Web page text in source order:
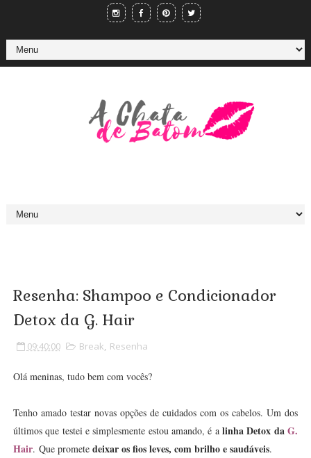
Resenha: Shampoo e Condicionador
Detox da G. Hair
09:40:00 Break, Resenha
Olá meninas, tudo bem com vocês?
Tenho amado testar novas opções de cuidados com os cabelos. Um dos
últimos que testei e simplesmente estou amando, é alinha Detox daG.
Hair. Que promete deixar os fios leves, com brilho e saudáveis.